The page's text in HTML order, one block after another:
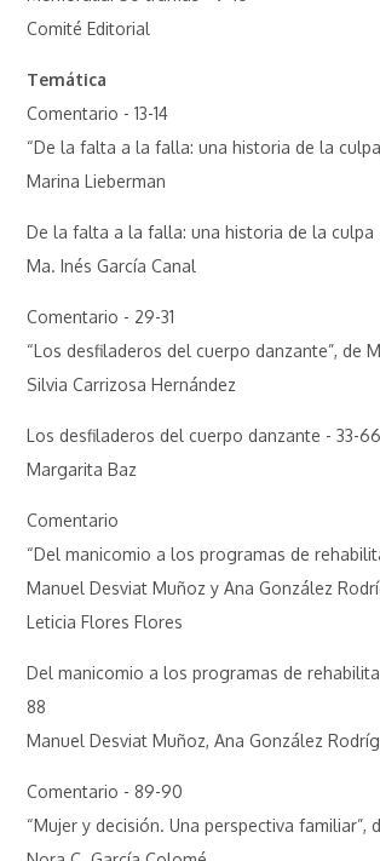
Comité Editorial
Temática
Comentario - 13-14
“De la falta a la falla: una historia de la
Marina Lieberman
De la falta a la falla: una historia de la culpa
Ma. Inés García Canal
Comentario - 29-31
“Los desfiladeros del cuerpo danzante”, de
Silvia Carrizosa Hernández
Los desfiladeros del cuerpo danzante - 33-66
Margarita Baz
Comentario
“Del manicomio a los programas de
Manuel Desviat Muñoz y Ana González
Leticia Flores Flores
Del manicomio a los programas de
88
Manuel Desviat Muñoz, Ana González
Comentario - 89-90
“Mujer y decisión. Una perspectiva familiar”,